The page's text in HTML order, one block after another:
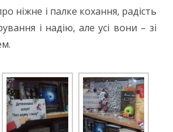
ніжне і палке кохання, радість
і надію, але усі вони – зі